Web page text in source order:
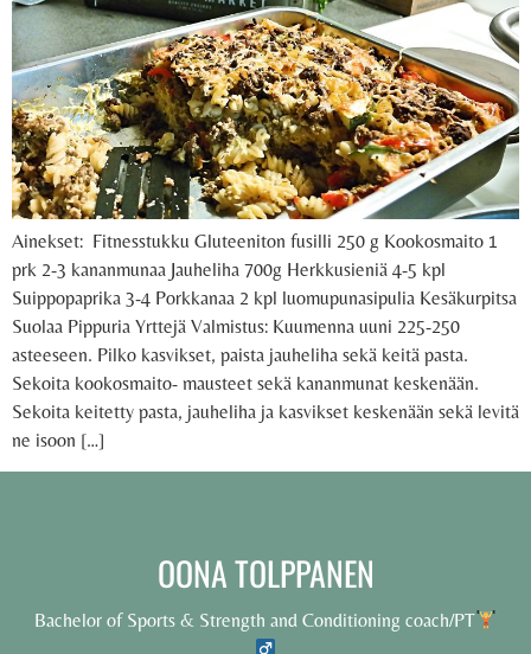
Ainekset: Fitnesstukku Gluteeniton fusilli 250 g Kookosmaito 1
prk 2-3 kananmunaa Jauheliha 700g Herkkusieniä 4-5 kpl
Suippopaprika 3-4 Porkkanaa 2 kpl luomupunasipulia Kesäkurpitsa
Suolaa Pippuria Yrttejä Valmistus: Kuumenna uuni 225-250
asteeseen. Pilko kasvikset, paista jauheliha sekä keitä pasta.
Sekoita kookosmaito- mausteet sekä kananmunat keskenään.
Sekoita keitetty pasta, jauheliha ja kasvikset keskenään sekä levitä
ne isoon […]
OONA TOLPPANEN
Bachelor of Sports & Strength and Conditioning coach/PT